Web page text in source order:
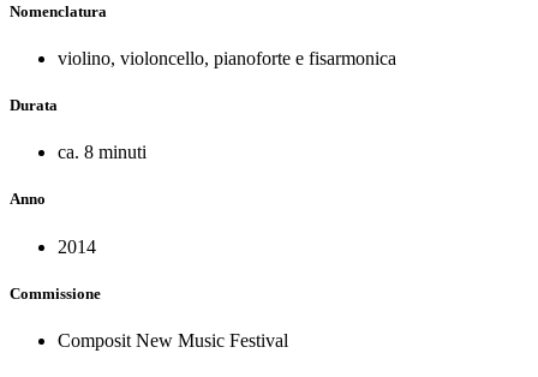
Nomenclatura
violino, violoncello, pianoforte e fisarmonica
Durata
ca. 8 minuti
Anno
2014
Commissione
Composit New Music Festival